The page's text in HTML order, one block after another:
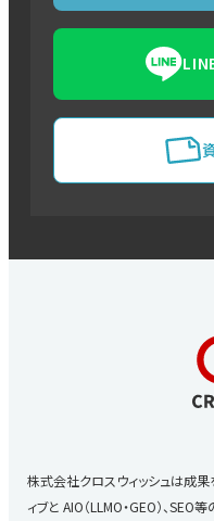
株式会社クロスウィッシュは成
ィブと AIO（LLMO・GEO）、